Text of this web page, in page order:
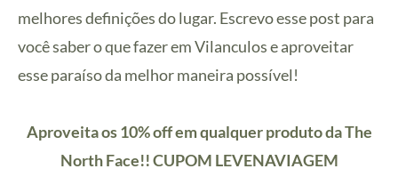
melhores definições do lugar. Escrevo esse post para
você saber o que fazer em Vilanculos e aproveitar
esse paraíso da melhor maneira possível!
Aproveita os 10% off em qualquer produto da The
North Face!! CUPOM LEVENAVIAGEM